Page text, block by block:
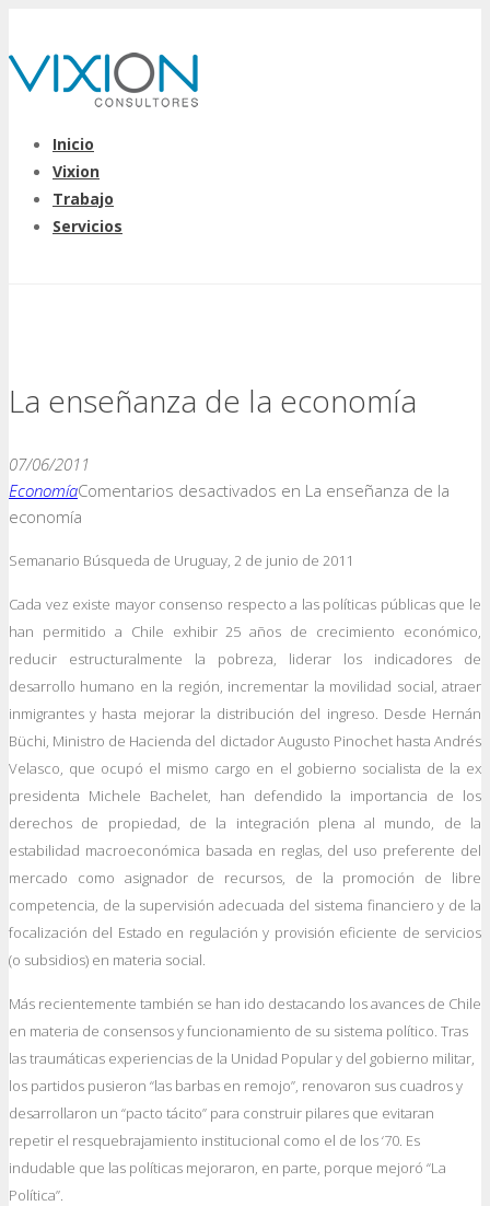
Inicio
Vixion
Trabajo
Servicios
La enseñanza de la economía
07/06/2011
EconomíaComentarios desactivados en La enseñanza de la
economía
Semanario Búsqueda de Uruguay, 2 de junio de 2011
Cada vez existe mayor consenso respecto a las políticas públicas que le
han permitido a Chile exhibir 25 años de crecimiento económico,
reducir estructuralmente la pobreza, liderar los indicadores de
desarrollo humano en la región, incrementar la movilidad social, atraer
inmigrantes y hasta mejorar la distribución del ingreso. Desde Hernán
Büchi, Ministro de Hacienda del dictador Augusto Pinochet hasta Andrés
Velasco, que ocupó el mismo cargo en el gobierno socialista de la ex
presidenta Michele Bachelet, han defendido la importancia de los
derechos de propiedad, de la integración plena al mundo, de la
estabilidad macroeconómica basada en reglas, del uso preferente del
mercado como asignador de recursos, de la promoción de libre
competencia, de la supervisión adecuada del sistema financiero y de la
focalización del Estado en regulación y provisión eficiente de servicios
(o subsidios) en materia social.
Más recientemente también se han ido destacando los avances de Chile
en materia de consensos y funcionamiento de su sistema político. Tras
las traumáticas experiencias de la Unidad Popular y del gobierno militar,
los partidos pusieron “las barbas en remojo”, renovaron sus cuadros y
desarrollaron un “pacto tácito” para construir pilares que evitaran
repetir el resquebrajamiento institucional como el de los ‘70. Es
indudable que las políticas mejoraron, en parte, porque mejoró “La
Política”.